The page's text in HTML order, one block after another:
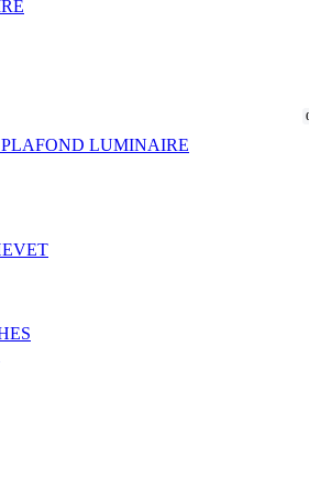
LUMINAIRE